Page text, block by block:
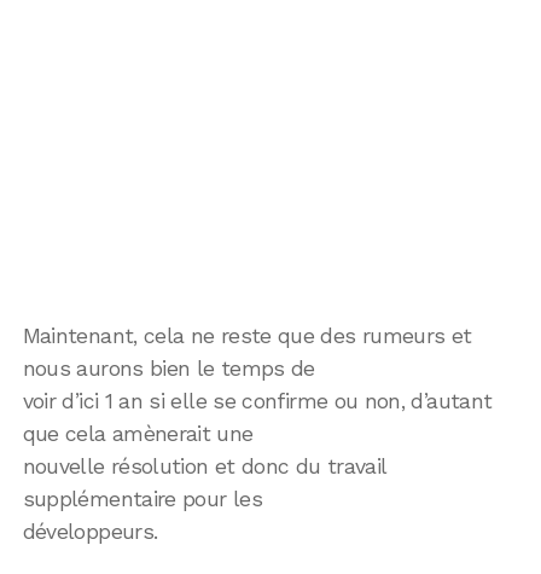
Maintenant, cela ne reste que des rumeurs et
nous aurons bien le temps de
voir d’ici 1 an si elle se confirme ou non, d’autant
que cela amènerait une
nouvelle résolution et donc du travail
supplémentaire pour les
développeurs.